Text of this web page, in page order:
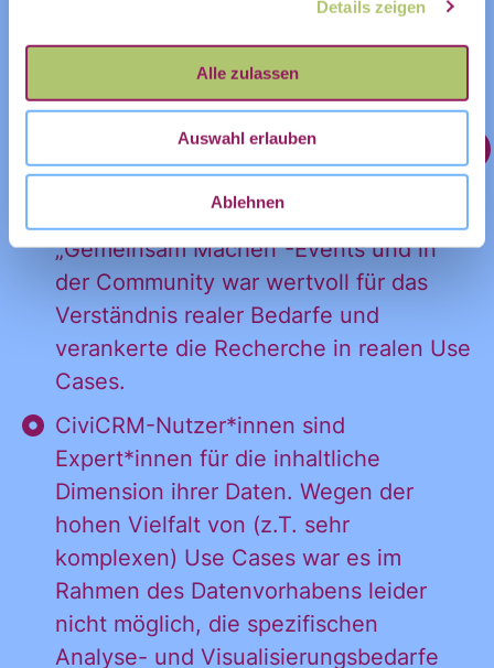
Details zeigen
Alle zulassen
Auswahl erlauben
Ablehnen
größeren, umfassenden Lösungen.
Erkenntnisse zur Organisation
des Datenvorhabens
Der Austausch mit CiviCRM-
Nutzer*innen im Rahmen von
„Gemeinsam Machen“-Events und in
der Community war wertvoll für das
Verständnis realer Bedarfe und
verankerte die Recherche in realen Use
Cases.
CiviCRM-Nutzer*innen sind
Expert*innen für die inhaltliche
Dimension ihrer Daten. Wegen der
hohen Vielfalt von (z.T. sehr
komplexen) Use Cases war es im
Rahmen des Datenvorhabens leider
nicht möglich, die spezifischen
Analyse- und Visualisierungsbedarfe
Nachname
Einwilligung
*
Ja, ich möchte den Newsletter
erhalten. Diese Einwilligung
kann ich jederzeit widerrufen.
Ich habe die Hinweise zum
Widerruf und der Verarbeitung
der Daten in den
Datenschutzvereinbarungen
gelesen und stimme diesen zu.
*